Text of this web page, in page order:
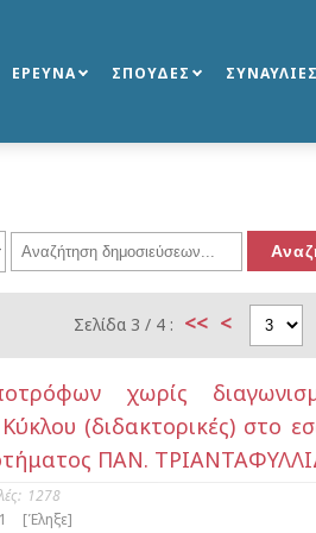
ΕΡΕΥΝΑ ΣΠΟΥΔΕΣ ΣΥΝΑΥΛΙΕΣ
Σελίδα 3 / 4 : << <
χωρίς
(διδακτορικές) στο
ΠΑΝ.
1278
[Έληξε]